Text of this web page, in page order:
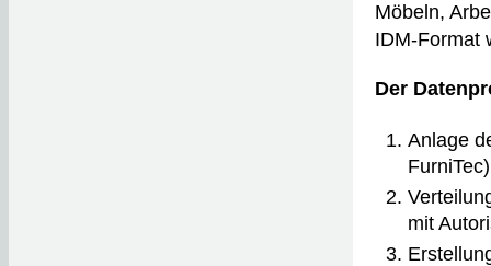
Möbeln,
IDM-Format
Der
Anlage
mit